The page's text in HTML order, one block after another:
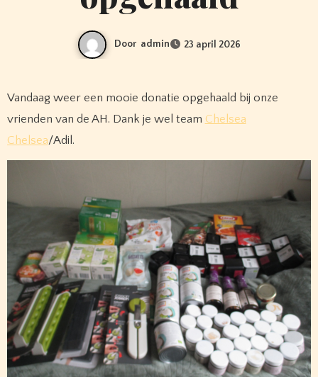
Door admin 23 april 2026
Vandaag weer een mooie donatie opgehaald bij onze
vrienden van de AH. Dank je wel team Chelsea
Chelsea/Adil.